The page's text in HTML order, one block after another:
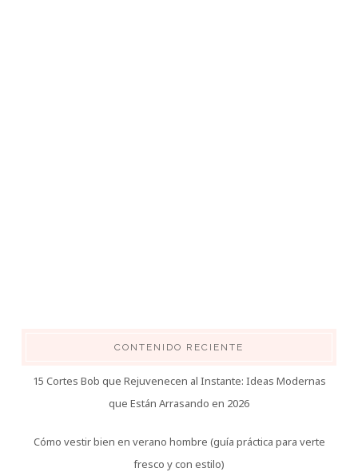
CONTENIDO RECIENTE
15 Cortes Bob que Rejuvenecen al Instante: Ideas Modernas
que Están Arrasando en 2026
Cómo vestir bien en verano hombre (guía práctica para verte
fresco y con estilo)